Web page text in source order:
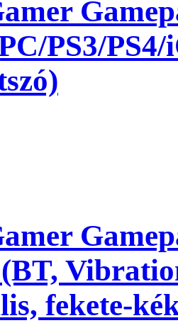
PS3/
fekete-